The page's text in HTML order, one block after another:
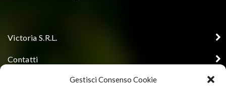
Gestisci Consenso Cookie
Victoria S.R.L.
Contatti
Orari di apertura uffici